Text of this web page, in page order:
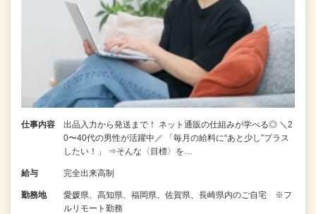
仕事内容
出品入力から発送まで！ ネット通販の仕組みが学べる◎ ＼2
0〜40代の男性が活躍中／ 「毎月の給料に“あと少し”プラス
したい！」 ⇒そんな〈目標〉を…
給与 完全出来高制
勤務地
愛媛県、高知県、福岡県、佐賀県、長崎県内のご自宅 ※フ
ルリモート勤務